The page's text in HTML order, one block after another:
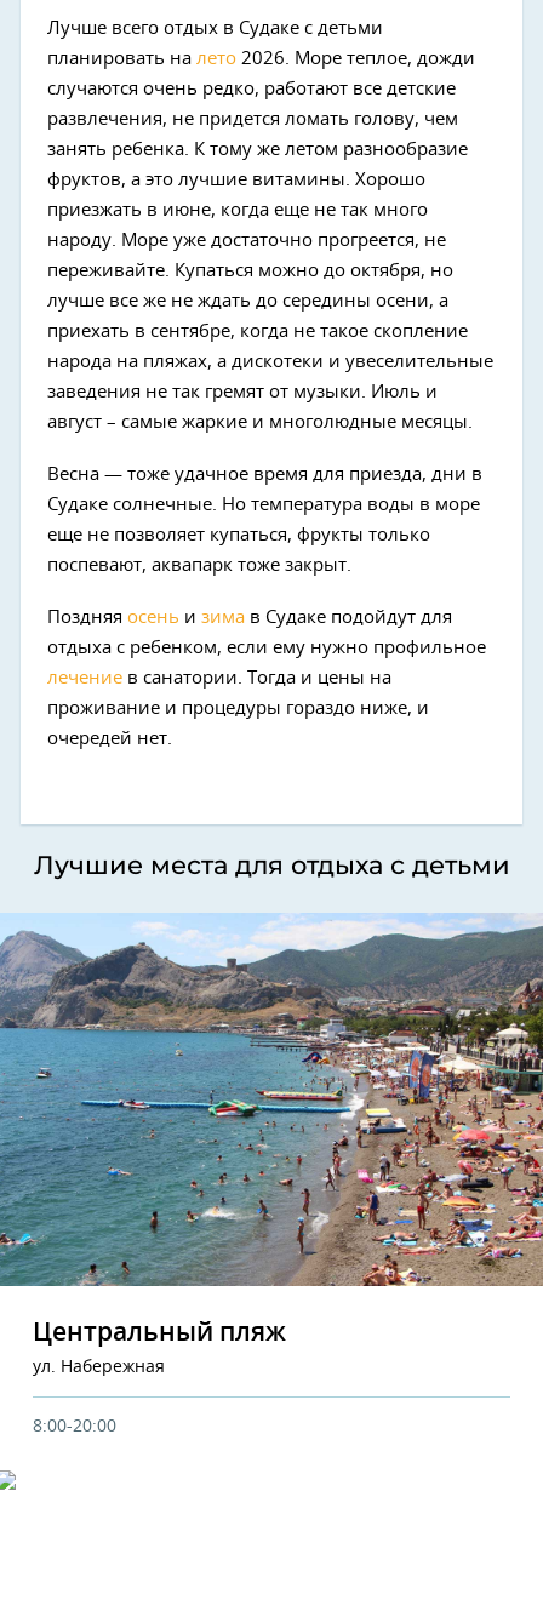
Лучше всего отдых в Судаке с детьми
планировать на лето 2026. Море теплое, дожди
случаются очень редко, работают все детские
развлечения, не придется ломать голову, чем
занять ребенка. К тому же летом разнообразие
фруктов, а это лучшие витамины. Хорошо
приезжать в июне, когда еще не так много
народу. Море уже достаточно прогреется, не
переживайте. Купаться можно до октября, но
лучше все же не ждать до середины осени, а
приехать в сентябре, когда не такое скопление
народа на пляжах, а дискотеки и увеселительные
заведения не так гремят от музыки. Июль и
август – самые жаркие и многолюдные месяцы.
Весна — тоже удачное время для приезда, дни в
Судаке солнечные. Но температура воды в море
еще не позволяет купаться, фрукты только
поспевают, аквапарк тоже закрыт.
Поздняя осень и зима в Судаке подойдут для
отдыха с ребенком, если ему нужно профильное
лечение в санатории. Тогда и цены на
проживание и процедуры гораздо ниже, и
очередей нет.
Лучшие места для отдыха с детьми
Центральный пляж
ул. Набережная
8:00-20:00